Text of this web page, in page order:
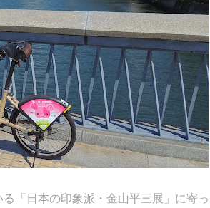
「日本の印象派・金山平三展」に寄っ